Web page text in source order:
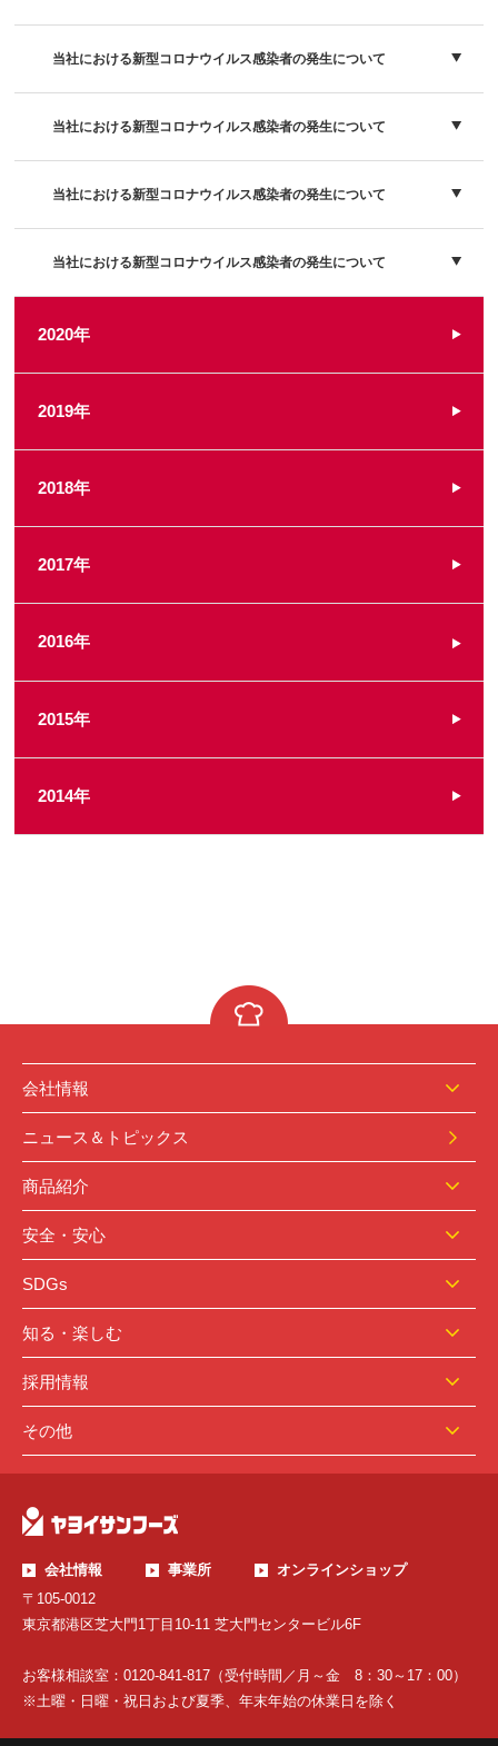
当社における新型コロナウイルス感染者の発生について
当社における新型コロナウイルス感染者の発生について
当社における新型コロナウイルス感染者の発生について
当社における新型コロナウイルス感染者の発生について
2020年
2019年
2018年
2017年
2016年
2015年
2014年
会社情報
ニュース＆トピックス
商品紹介
安全・安心
SDGs
知る・楽しむ
採用情報
その他
会社情報 事業所
オンラインショップ
〒105-0012
東京都港区芝大門1丁目10-11 芝大門センタービル6F
お客様相談室： 0120-841-817（受付時間／月～金 8：30～17：00）
※土曜・日曜・祝日および夏季、年末年始の休業日を除く